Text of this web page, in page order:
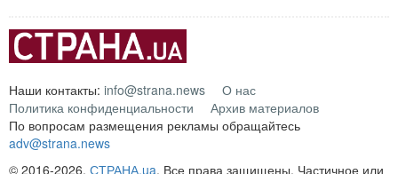
Наши контакты: info@strana.news
О нас
Политика конфиденциальности
Архив материалов
По вопросам размещения рекламы обращайтесь
adv@strana.news
© 2016-2026, СТРАНА.ua. Все права защищены. Частичное или